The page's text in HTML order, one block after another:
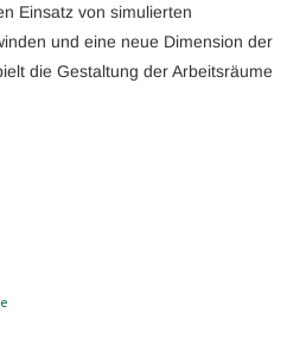
Einsatz von simulierten
und eine neue Dimension der
die Gestaltung der Arbeitsräume